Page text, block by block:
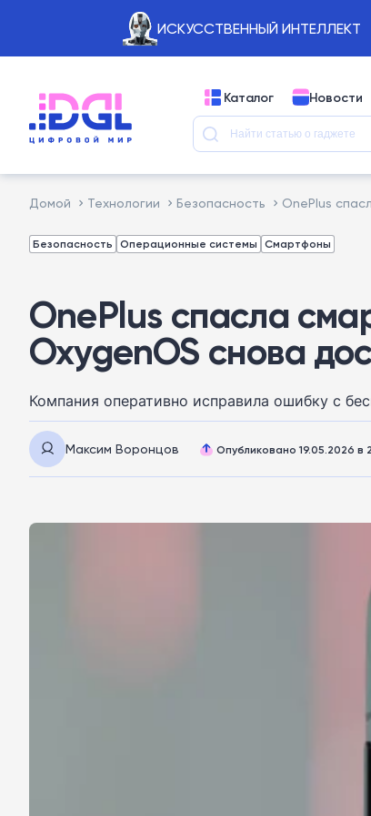
ИСКУССТВЕННЫЙ ИНТЕЛЛЕКТ
Каталог Новости
Домой Технологии Безопасность OnePlus
Безопасность Операционные системы Смартфоны
OnePlus спасла
OxygenOS снова
Компания оперативно исправила ошибку с
Максим Воронцов Опубликовано 19.05.2026 в